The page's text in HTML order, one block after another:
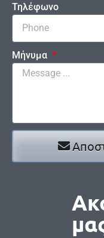
Τηλέφωνο
Μήνυμα